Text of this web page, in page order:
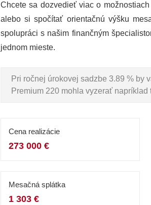
Chcete sa dozvedieť viac o
alebo si spočítať orientačnú výšku
spolupráci s našim finančným
jednom mieste.
Pri ročnej úrokovej sadzbe 3.89 % by
Premium 220 mohla vyzerať napríklad
Cena realizácie
273 000 €
Mesačná splátka
1 303 €